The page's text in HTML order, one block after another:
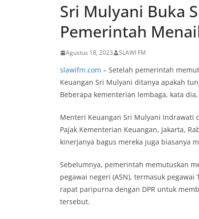
Sri Mulyani Buka
Pemerintah
Agustus 18, 2023 SLAWI FM
slawifm.com – Setelah pemerintah
Keuangan Sri Mulyani ditanya apakah
Beberapa kementerian lembaga, kata
Menteri Keuangan Sri Mulyani Indrawati
Pajak Kementerian Keuangan, Jakarta,
kinerjanya bagus mereka juga biasanya
Sebelumnya, pemerintah memutuskan
pegawai negeri (ASN), termasuk
rapat paripurna dengan DPR untuk
tersebut.